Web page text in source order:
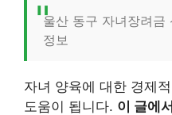
울산 동구 자녀장려금
정보
자녀 양육에 대한 경제
도움이 됩니다. 이 글에